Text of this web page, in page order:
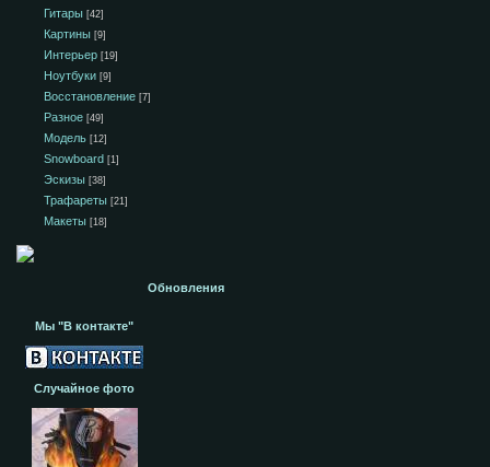
Гитары [42]
Картины [9]
Интерьер [19]
Ноутбуки [9]
Восстановление [7]
Разное [49]
Модель [12]
Snowboard [1]
Эскизы [38]
Трафареты [21]
Макеты [18]
Обновления
Мы "В контакте"
Случайное фото